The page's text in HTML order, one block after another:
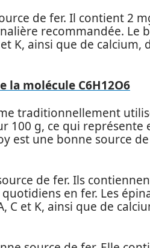
de fer. Il contient 2
recommandée. Le
K, ainsi que de calcium,
la molécule C6H12O6
traditionnellement
100 g, ce qui représente
est une bonne source
de fer. Ils
en fer. Les
C et K, ainsi que de